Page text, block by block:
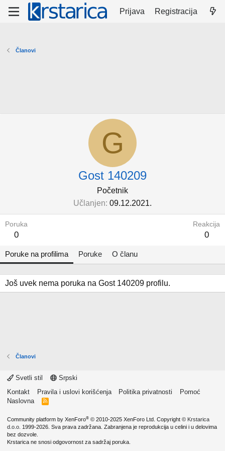
Prijava Registracija
Članovi
G
Gost 140209
Početnik
Učlanjen 09.12.2021.
Poruka
0
Reakcija
0
Poruke na profilima Poruke O članu
Još uvek nema poruka na Gost 140209 profilu.
Članovi
Svetli stil
Srpski
Kontakt
Pravila i uslovi korišćenja Politika privatnosti
Pomoć
Naslovna
R
Community platform by XenForo® © 2010-2025 XenForo Ltd. Copyright © Krstarica
d.o.o. 1999-2026. Sva prava zadržana. Zabranjena je reprodukcija u celini i u delovima
bez dozvole.
Krstarica ne snosi odgovornost za sadržaj poruka.